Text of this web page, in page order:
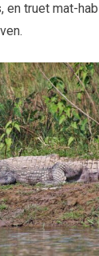
en truet mat-